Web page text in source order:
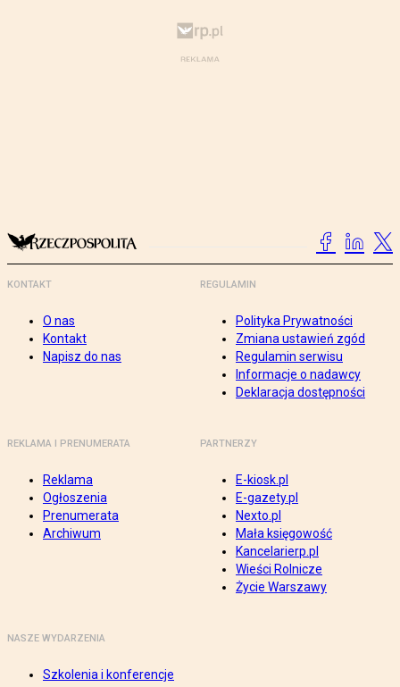
KONTAKT
O nas
Kontakt
Napisz do nas
REGULAMIN
Polityka Prywatności
Zmiana ustawień zgód
Regulamin serwisu
Informacje o nadawcy
Deklaracja dostępności
REKLAMA I PRENUMERATA
Reklama
Ogłoszenia
Prenumerata
Archiwum
PARTNERZY
E-kiosk.pl
E-gazety.pl
Nexto.pl
Mała księgowość
Kancelarierp.pl
Wieści Rolnicze
Życie Warszawy
NASZE WYDARZENIA
Szkolenia i konferencje